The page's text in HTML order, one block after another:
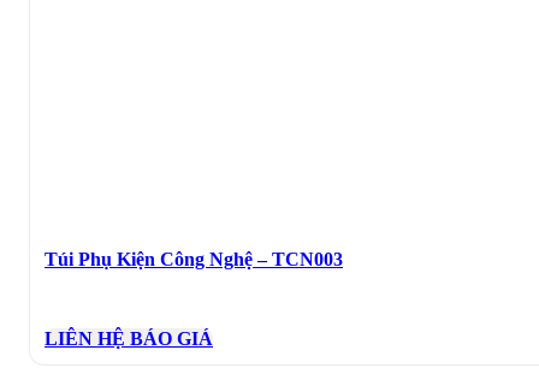
Túi Phụ Kiện Công Nghệ – TCN003
LIÊN HỆ BÁO GIÁ